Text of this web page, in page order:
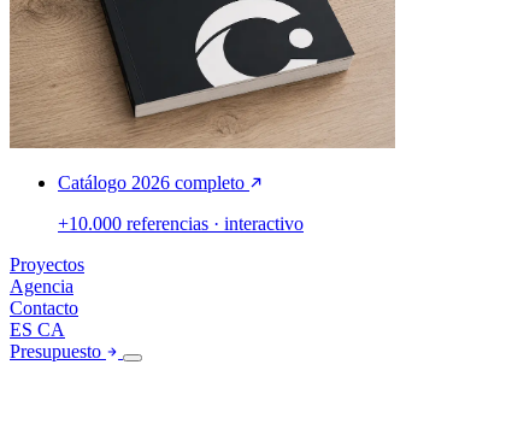
Catálogo 2026 completo
+10.000 referencias · interactivo
Proyectos
Agencia
Contacto
ES CA
Presupuesto